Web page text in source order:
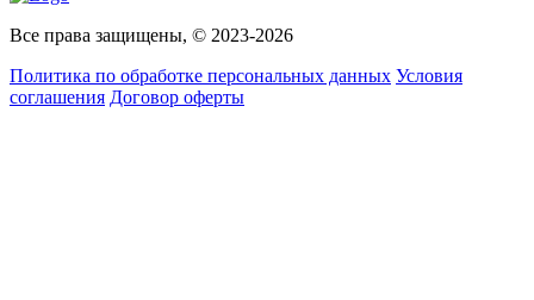
Все права защищены, © 2023-2026
Политика по обработке персональных данных Условия
соглашения Договор оферты